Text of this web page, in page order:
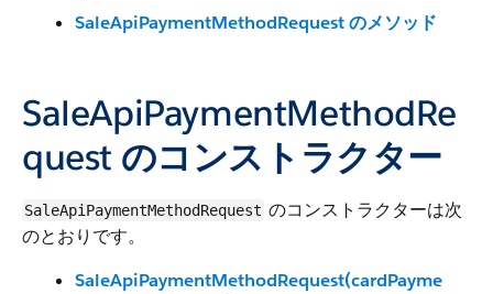
SaleApiPaymentMethodRequest のメソッド
SaleApiPaymentMethodRe
quest のコンストラクター
SaleApiPaymentMethodRequest のコンストラクターは次
のとおりです。
SaleApiPaymentMethodRequest(cardPayme